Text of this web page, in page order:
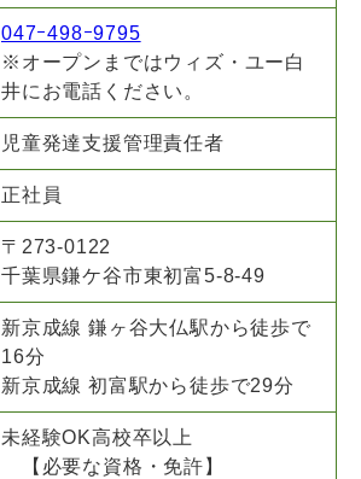
047ｰ498ｰ9795
※オープンまではウィズ・ユー白
井にお電話ください。
児童発達支援管理責任者
正社員
〒273-0122
千葉県鎌ケ谷市東初富5-8-49
新京成線 鎌ヶ谷大仏駅から徒歩で
16分
新京成線 初富駅から徒歩で29分
未経験OK高校卒以上
【必要な資格・免許】